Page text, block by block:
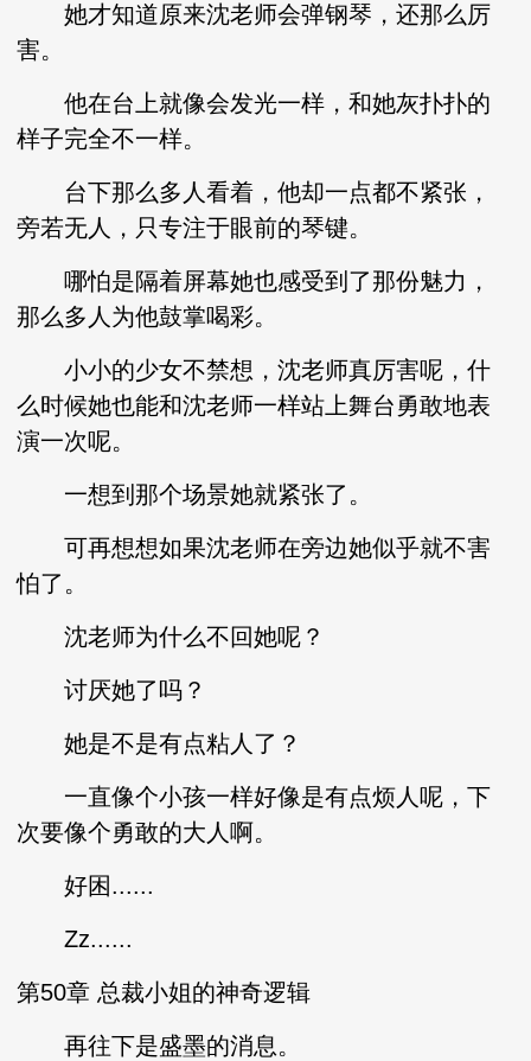
她才知道原来沈老师会弹钢琴，还那么厉
害。
他在台上就像会发光一样，和她灰扑扑的
样子完全不一样。
台下那么多人看着，他却一点都不紧张，
旁若无人，只专注于眼前的琴键。
哪怕是隔着屏幕她也感受到了那份魅力，
那么多人为他鼓掌喝彩。
小小的少女不禁想，沈老师真厉害呢，什
么时候她也能和沈老师一样站上舞台勇敢地表
演一次呢。
一想到那个场景她就紧张了。
可再想想如果沈老师在旁边她似乎就不害
怕了。
沈老师为什么不回她呢？
讨厌她了吗？
她是不是有点粘人了？
一直像个小孩一样好像是有点烦人呢，下
次要像个勇敢的大人啊。
好困......
Zz......
第50章 总裁小姐的神奇逻辑
再往下是盛墨的消息。